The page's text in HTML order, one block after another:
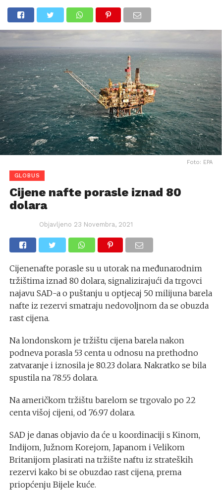
Foto: EPA
GLOBUS
Cijene nafte porasle iznad 80
dolara
Objavljeno 23 Novembra, 2021
Cijenenafte porasle su u utorak na međunarodnim
tržištima iznad 80 dolara, signalizirajući da trgovci
najavu SAD-a o puštanju u optjecaj 50 milijuna barela
nafte iz rezervi smatraju nedovoljnom da se obuzda
rast cijena.
Na londonskom je tržištu cijena barela nakon
podneva porasla 53 centa u odnosu na prethodno
zatvaranje i iznosila je 80.23 dolara. Nakratko se bila
spustila na 78.55 dolara.
Na američkom tržištu barelom se trgovalo po 22
centa višoj cijeni, od 76.97 dolara.
SAD je danas objavio da će u koordinaciji s Kinom,
Indijom, Južnom Korejom, Japanom i Velikom
Britanijom plasirati na tržište naftu iz strateških
rezervi kako bi se obuzdao rast cijena, prema
priopćenju Bijele kuće.